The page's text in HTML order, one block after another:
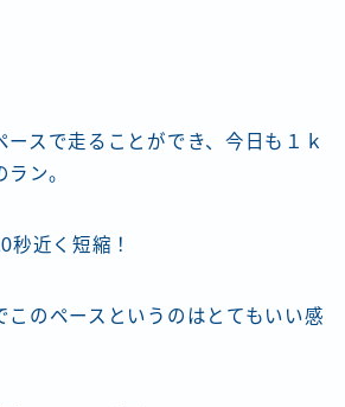
ースで走ることができ、今日も１ｋ
ン。
秒近く短縮！
このペースというのはとてもいい感